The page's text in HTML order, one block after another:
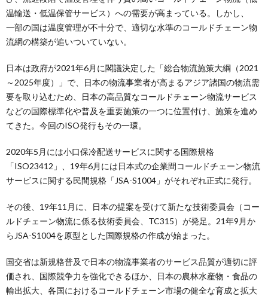
温輸送・低温保管サービス）への需要が高まっている。しかし、
一部の国は温度管理が不十分で、適切な水準のコールドチェーン物
流網の構築が追いついていない。
日本は政府が2021年6月に閣議決定した「総合物流施策大綱（2021
～2025年度）」で、日本の物流事業者が高まるアジア諸国の物流需
要を取り込むため、日本の高品質なコールドチェーン物流サービス
などの国際標準化や普及を重要施策の一つに位置付け、施策を進め
てきた。今回のISO発行もその一環。
2020年5月には小口保冷配送サービスに関する国際規格
「ISO23412」、19年6月には日本式の企業間コールドチェーン物流
サービスに関する民間規格「JSA-S1004」がそれぞれ正式に発行。
その後、19年11月に、日本の提案を受けて新たな技術委員会（コー
ルドチェーン物流に係る技術委員会、TC315）が発足。21年9月か
らJSA-S1004を原型とした国際規格の作成が始まった。
国交省は新規格普及で日本の物流事業者のサービス品質が適切に評
価され、国際競争力を強化できるほか、日本の農林水産物・食品の
輸出拡大、各国におけるコールドチェーン市場の健全な育成と拡大